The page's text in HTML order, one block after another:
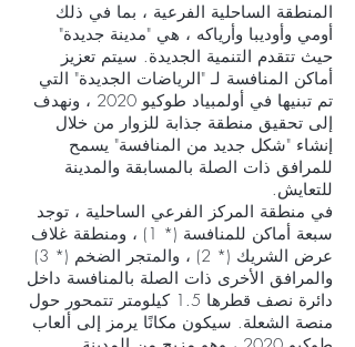
المنطقة الساحلية الفرعية ، بما في ذلك
أومي وأوديبا وأرياكه ، هي "مدينة جديدة"
حيث تتقدم التنمية الجديدة. سيتم تعزيز
أماكن المنافسة لـ "الرياضات الجديدة" التي
تم تبنيها في أولمبياد طوكيو 2020 ، ونهدف
إلى تحقيق منطقة جذابة للزوار من خلال
إنشاء "شكل جديد من المنافسة" يسمح
للمرافق ذات الصلة بالمسابقة والمدينة
للتعايش.
في منطقة المركز الفرعي الساحلية ، توجد
سبعة أماكن للمنافسة (* 1) ، ومنطقة غلاف
عرض الشريك (* 2) ، والمتجر الضخم (* 3)
والمرافق الأخرى ذات الصلة بالمنافسة داخل
دائرة نصف قطرها 1.5 كيلومتر تتمحور حول
منصة الشعلة. سيكون مكانًا يرمز إلى ألعاب